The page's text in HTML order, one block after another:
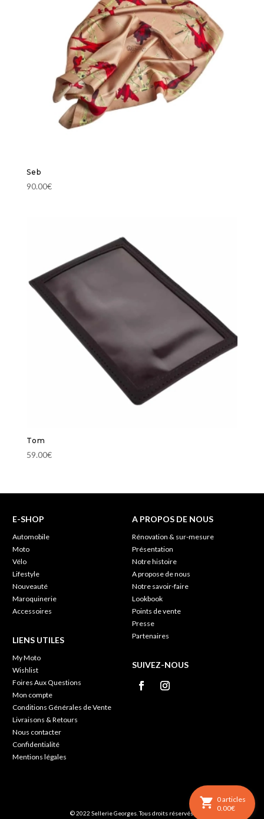
Seb
90.00€
Tom
59.00€
E-SHOP
Automobile
Moto
Vélo
Lifestyle
Nouveauté
Maroquinerie
Accessoires
LIENS UTILES
My Moto
Wishlist
Foires Aux Questions
Mon compte
Conditions Générales de Vente
Livraisons & Retours
Nous contacter
Confidentialité
Mentions légales
A PROPOS DE NOUS
Rénovation & sur-mesure
Présentation
Notre histoire
A propose de nous
Notre savoir-faire
Lookbook
Points de vente
Presse
Partenaires
SUIVEZ-NOUS
© 2022 Sellerie Georges. Tous droits réservés.
0articles
0.00€